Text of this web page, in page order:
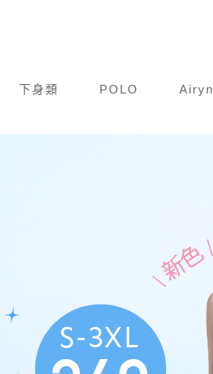
下身類 POLO Airyn